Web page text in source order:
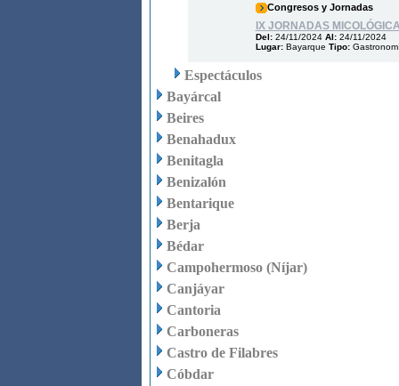
Congresos y Jornadas
IX JORNADAS
Del: 24/11/2024 Al: 24/11/2024
Lugar: Bayarque Tipo:
Espectáculos
Bayárcal
Beires
Benahadux
Benitagla
Benizalón
Bentarique
Berja
Bédar
Campohermoso (Níjar)
Canjáyar
Cantoria
Carboneras
Castro de Filabres
Cóbdar